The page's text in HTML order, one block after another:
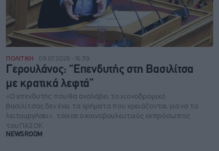
ΠΟΛΙΤΙΚΗ 09.07.2026 - 16:39
Γερουλάνος: “Eπενδυτής στη Βασιλίτσα
με κρατικά λεφτά”
«Ο επενδυτής που θα αναλάβει το χιονοδρομικό
Βασιλίτσας δεν έχει τα χρήματα που χρειάζονται για να το
λειτουργήσει», τόνισε ο κοινοβουλευτικός εκπρόσωπος
του ΠΑΣΟΚ
NEWSROOM